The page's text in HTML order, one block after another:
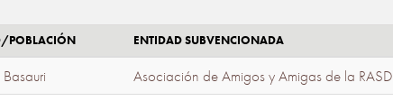
POBLACIÓN ENTIDAD SUBVENCIONADA
Asociación de Amigos y Amigas de la RASD